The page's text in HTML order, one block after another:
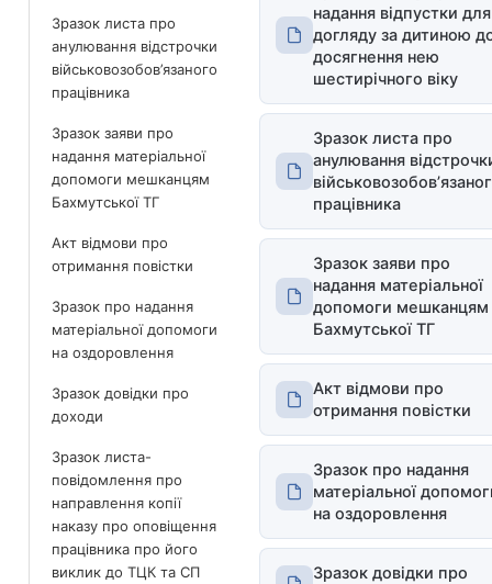
Зразок листа про
анулювання відстрочки
військовозобов’язаного
працівника
Зразок заяви про
надання матеріальної
допомоги мешканцям
Бахмутської ТГ
Акт відмови про
отримання повістки
Зразок про надання
матеріальної допомоги
на оздоровлення
Зразок довідки про
доходи
Зразок листа-
повідомлення про
направлення копії
наказу про оповіщення
працівника про його
виклик до ТЦК та СП
надання відпустки для
догляду за дитиною
досягнення нею
шестирічного віку
Зразок листа про
анулювання
працівника
Зразок заяви про
надання матеріальної
допомоги мешканцям
Бахмутської ТГ
Акт відмови про
отримання повістки
Зразок про надання
матеріальної
на оздоровлення
Зразок довідки про